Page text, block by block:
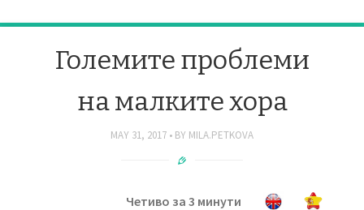
Големите проблеми
на малките хора
MAY 31, 2017 BY MILA.PETKOVA
Четиво за 3 минути